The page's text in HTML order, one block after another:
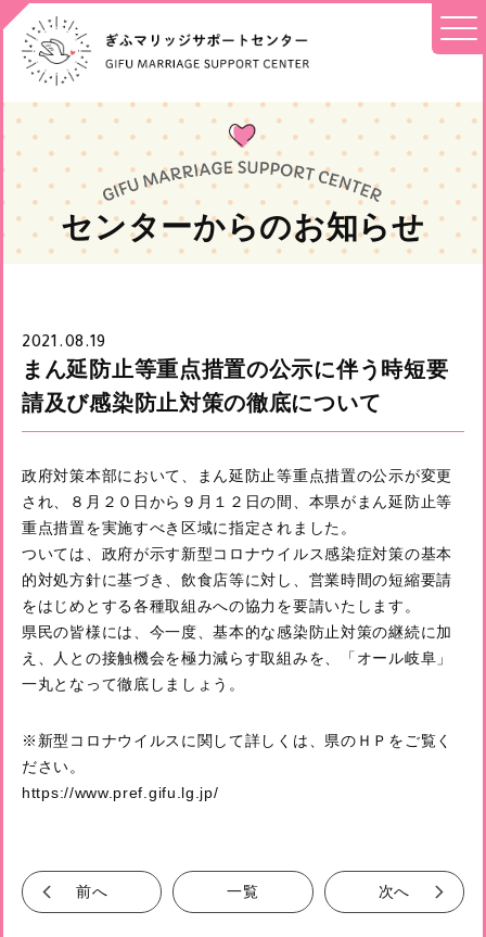
センターからのお知らせ
2021.08.19
まん延防止等重点措置の公示に伴う時短要
請及び感染防止対策の徹底について
政府対策本部において、まん延防止等重点措置の公示が変更
され、８月２０日から９月１２日の間、本県がまん延防止等
重点措置を実施すべき区域に指定されました。
ついては、政府が示す新型コロナウイルス感染症対策の基本
的対処方針に基づき、飲食店等に対し、営業時間の短縮要請
をはじめとする各種取組みへの協力を要請いたします。
県民の皆様には、今一度、基本的な感染防止対策の継続に加
え、人との接触機会を極力減らす取組みを、「オール岐阜」
一丸となって徹底しましょう。
※新型コロナウイルスに関して詳しくは、県のＨＰをご覧く
ださい。
https://www.pref.gifu.lg.jp/
前へ 一覧 次へ